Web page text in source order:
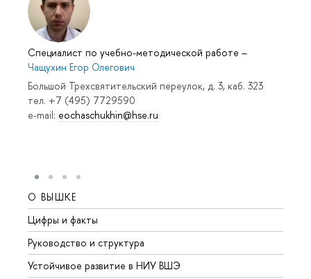
Специалист по учебно-методической работе –
Чащухин Егор Олегович
Большой Трехсвятительский переулок, д. 3, каб. 323
тел. +7 (495) 7729590
e-mail: eochaschukhin@hse.ru
О ВЫШКЕ
Цифры и факты
Руководство и структура
Устойчивое развитие в НИУ ВШЭ